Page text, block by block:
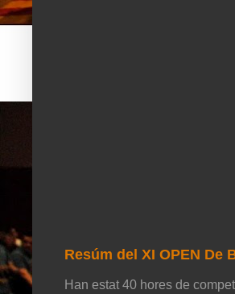
Resúm del XI OPEN De
Han estat 40 hores de